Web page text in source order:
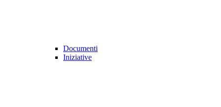
Documenti
Iniziative